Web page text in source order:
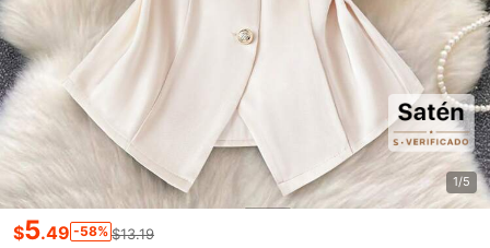
1/5
$5.49 -58% $13.19